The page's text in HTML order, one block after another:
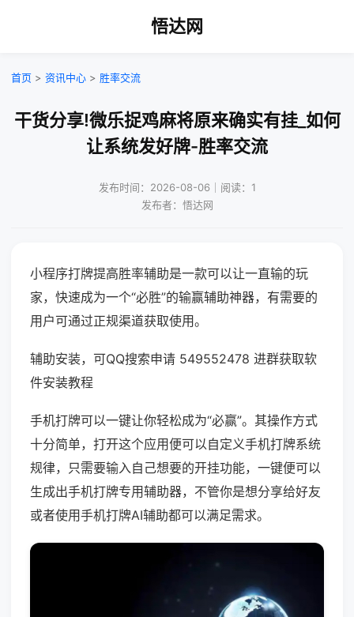
悟达网
首页 > 资讯中心 > 胜率交流
干货分享!微乐捉鸡麻将原来确实有挂_如何
让系统发好牌-胜率交流
发布时间：2026-08-06｜阅读：1
发布者：悟达网
小程序打牌提高胜率辅助是一款可以让一直输的玩
家，快速成为一个“必胜”的输赢辅助神器，有需要的
用户可通过正规渠道获取使用。
辅助安装，可QQ搜索申请 549552478 进群获取软
件安装教程
手机打牌可以一键让你轻松成为“必赢”。其操作方式
十分简单，打开这个应用便可以自定义手机打牌系统
规律，只需要输入自己想要的开挂功能，一键便可以
生成出手机打牌专用辅助器，不管你是想分享给好友
或者使用手机打牌AI辅助都可以满足需求。